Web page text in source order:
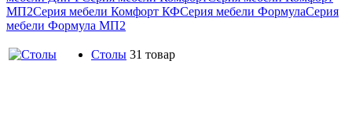
МП2Серия мебели Комфорт КФСерия мебели ФормулаСерия
мебели Формула МП2
Столы 31 товар